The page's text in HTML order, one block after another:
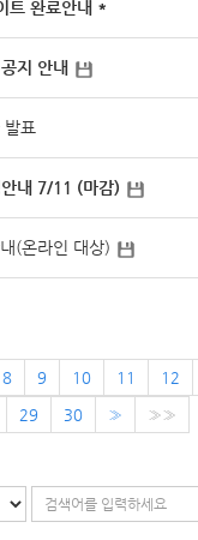
트 완료안내 *
지 안내
표
내 7/11 (마감)
(온라인 대상)
8 9 10 11 12
29 30 » »»